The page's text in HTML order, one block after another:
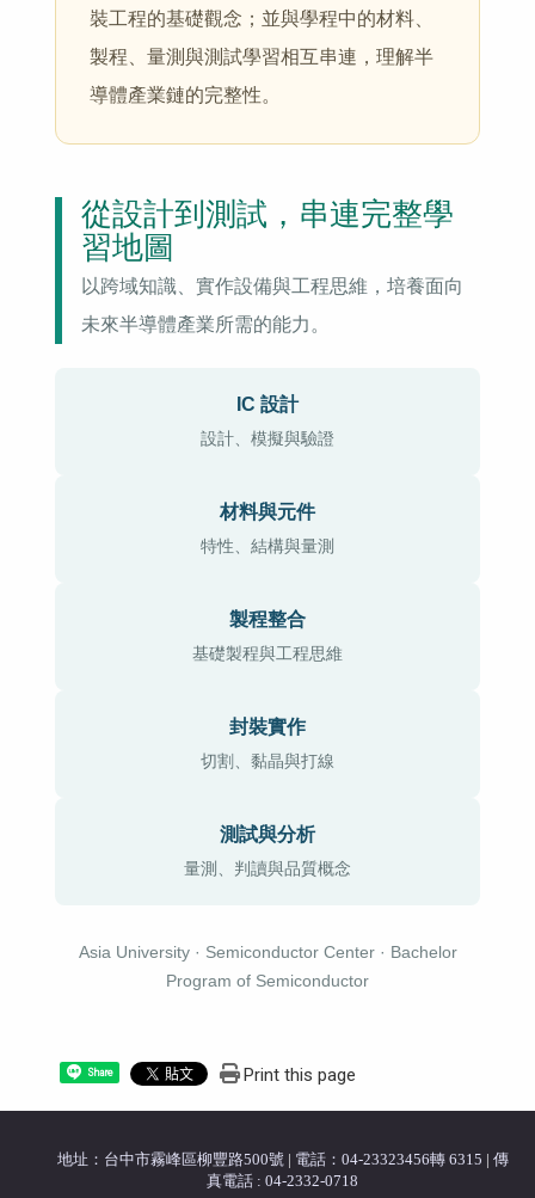
裝工程的基礎觀念；並與學程中的材料、
製程、量測與測試學習相互串連，理解半
導體產業鏈的完整性。
從設計到測試，串連完整學
習地圖
以跨域知識、實作設備與工程思維，培養面向
未來半導體產業所需的能力。
IC 設計
設計、模擬與驗證
材料與元件
特性、結構與量測
製程整合
基礎製程與工程思維
封裝實作
切割、黏晶與打線
測試與分析
量測、判讀與品質概念
Asia University · Semiconductor Center · Bachelor
Program of Semiconductor
Share Print this page
地址：台中市霧峰區柳豐路500號 | 電話：04-23323456轉 6315 | 傳
真電話 : 04-2332-0718